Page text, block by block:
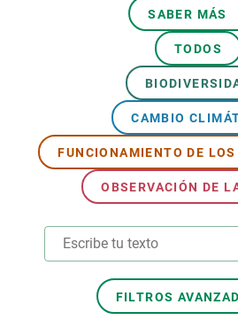
SABER MÁS
TODOS
CAMBIO
FUNCIONAMIENTO DE
OBSERVACIÓN DE
FILTROS